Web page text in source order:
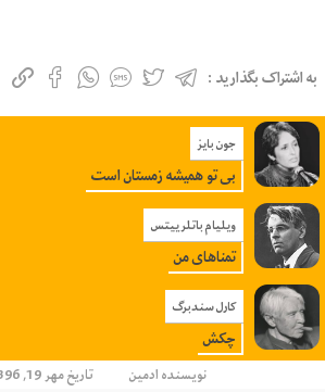
به اشتراک بگذارید :
جون بایز
بی تو همیشه زمستان است
ویلیام باتلر ییتس
تمناهای من
کارل سندبرگ
چکش
نویسندهادمین تاریخ مهر 19, 1396